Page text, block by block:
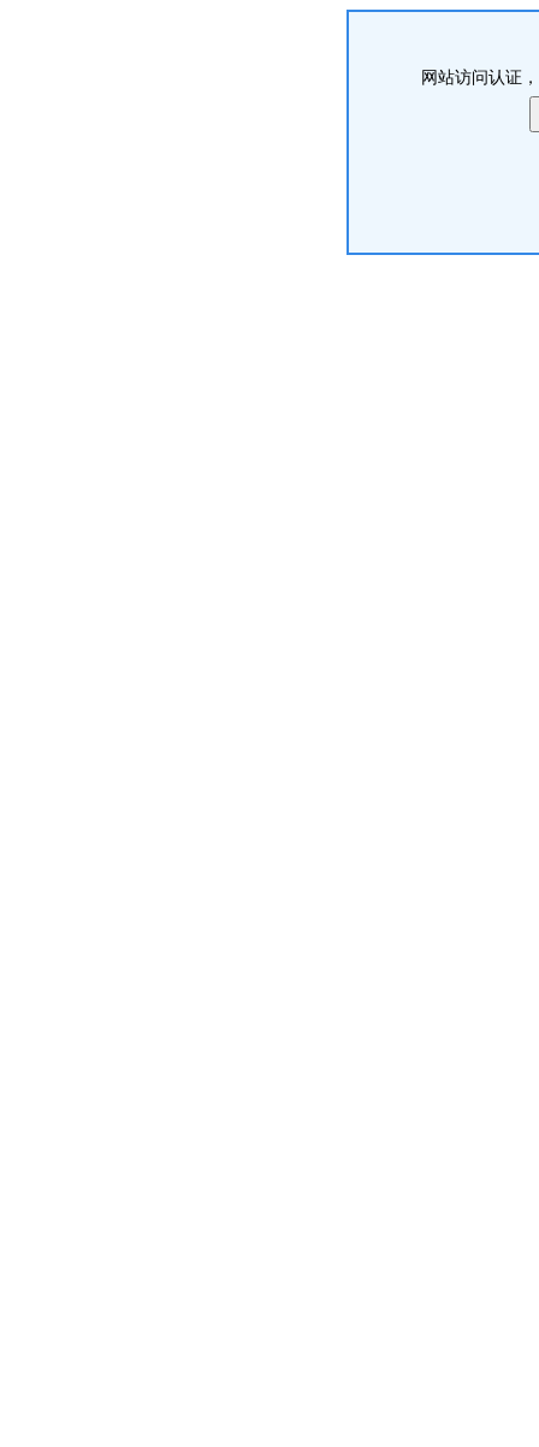
网站访问认证